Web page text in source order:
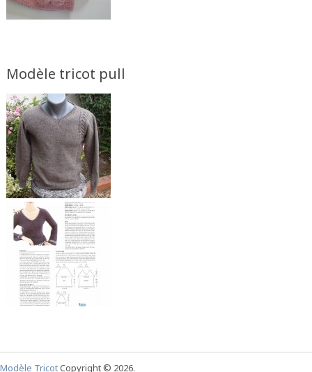
Modèle tricot pull
Modèle TricotCopyright © 2026.